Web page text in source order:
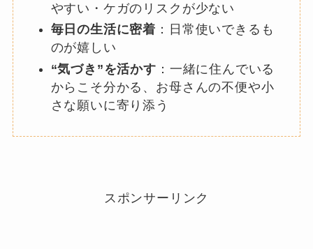
やすい・ケガのリスクが少ない
毎日の生活に密着 ：日常使いできるも
のが嬉しい
“気づき”を活かす ：一緒に住んでいる
からこそ分かる、お母さんの不便や小
さな願いに寄り添う
スポンサーリンク